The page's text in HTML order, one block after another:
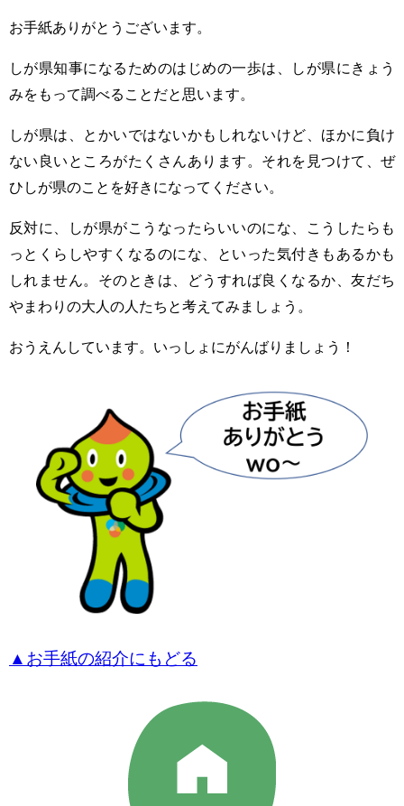
お手紙ありがとうございます。
しが県知事になるためのはじめの一歩は、しが県にきょう
みをもって調べることだと思います。
しが県は、とかいではないかもしれないけど、ほかに負け
ない良いところがたくさんあります。それを見つけて、ぜ
ひしが県のことを好きになってください。
反対に、しが県がこうなったらいいのにな、こうしたらも
っとくらしやすくなるのにな、といった気付きもあるかも
しれません。そのときは、どうすれば良くなるか、友だち
やまわりの大人の人たちと考えてみましょう。
おうえんしています。いっしょにがんばりましょう！
▲お手紙の紹介にもどる